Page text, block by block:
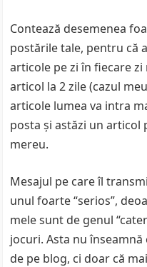
Contează desemenea
postările tale, pentru că
articole pe zi în fiecare zi
articol la 2 zile (cazul
articole lumea va intra
posta şi astăzi un articol
mereu.
Mesajul pe care îl
unul foarte “serios”,
mele sunt de genul
jocuri. Asta nu
de pe blog, ci doar că